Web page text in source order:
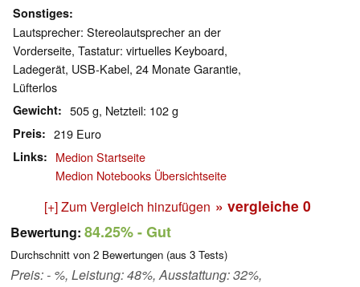
Sonstiges
Lautsprecher: Stereolautsprecher an der
Vorderseite, Tastatur: virtuelles Keyboard,
Ladegerät, USB-Kabel, 24 Monate Garantie,
Lüfterlos
Gewicht 505 g, Netzteil: 102 g
Preis 219 Euro
Links
Medion Startseite
Medion Notebooks Übersichtseite
[+] Zum Vergleich hinzufügen » vergleiche 0
Bewertung: 84.25%- Gut
Durchschnitt von 2 Bewertungen (aus 3 Tests)
Preis: - %, Leistung: 48%, Ausstattung: 32%,